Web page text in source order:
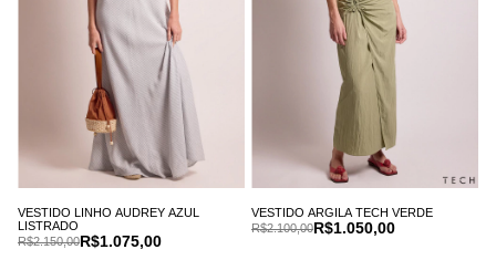
VESTIDO LINHO AUDREY AZUL
LISTRADO
R$1.075,00
R$2.150,00
VESTIDO ARGILA TECH VERDE
R$1.050,00
R$2.100,00